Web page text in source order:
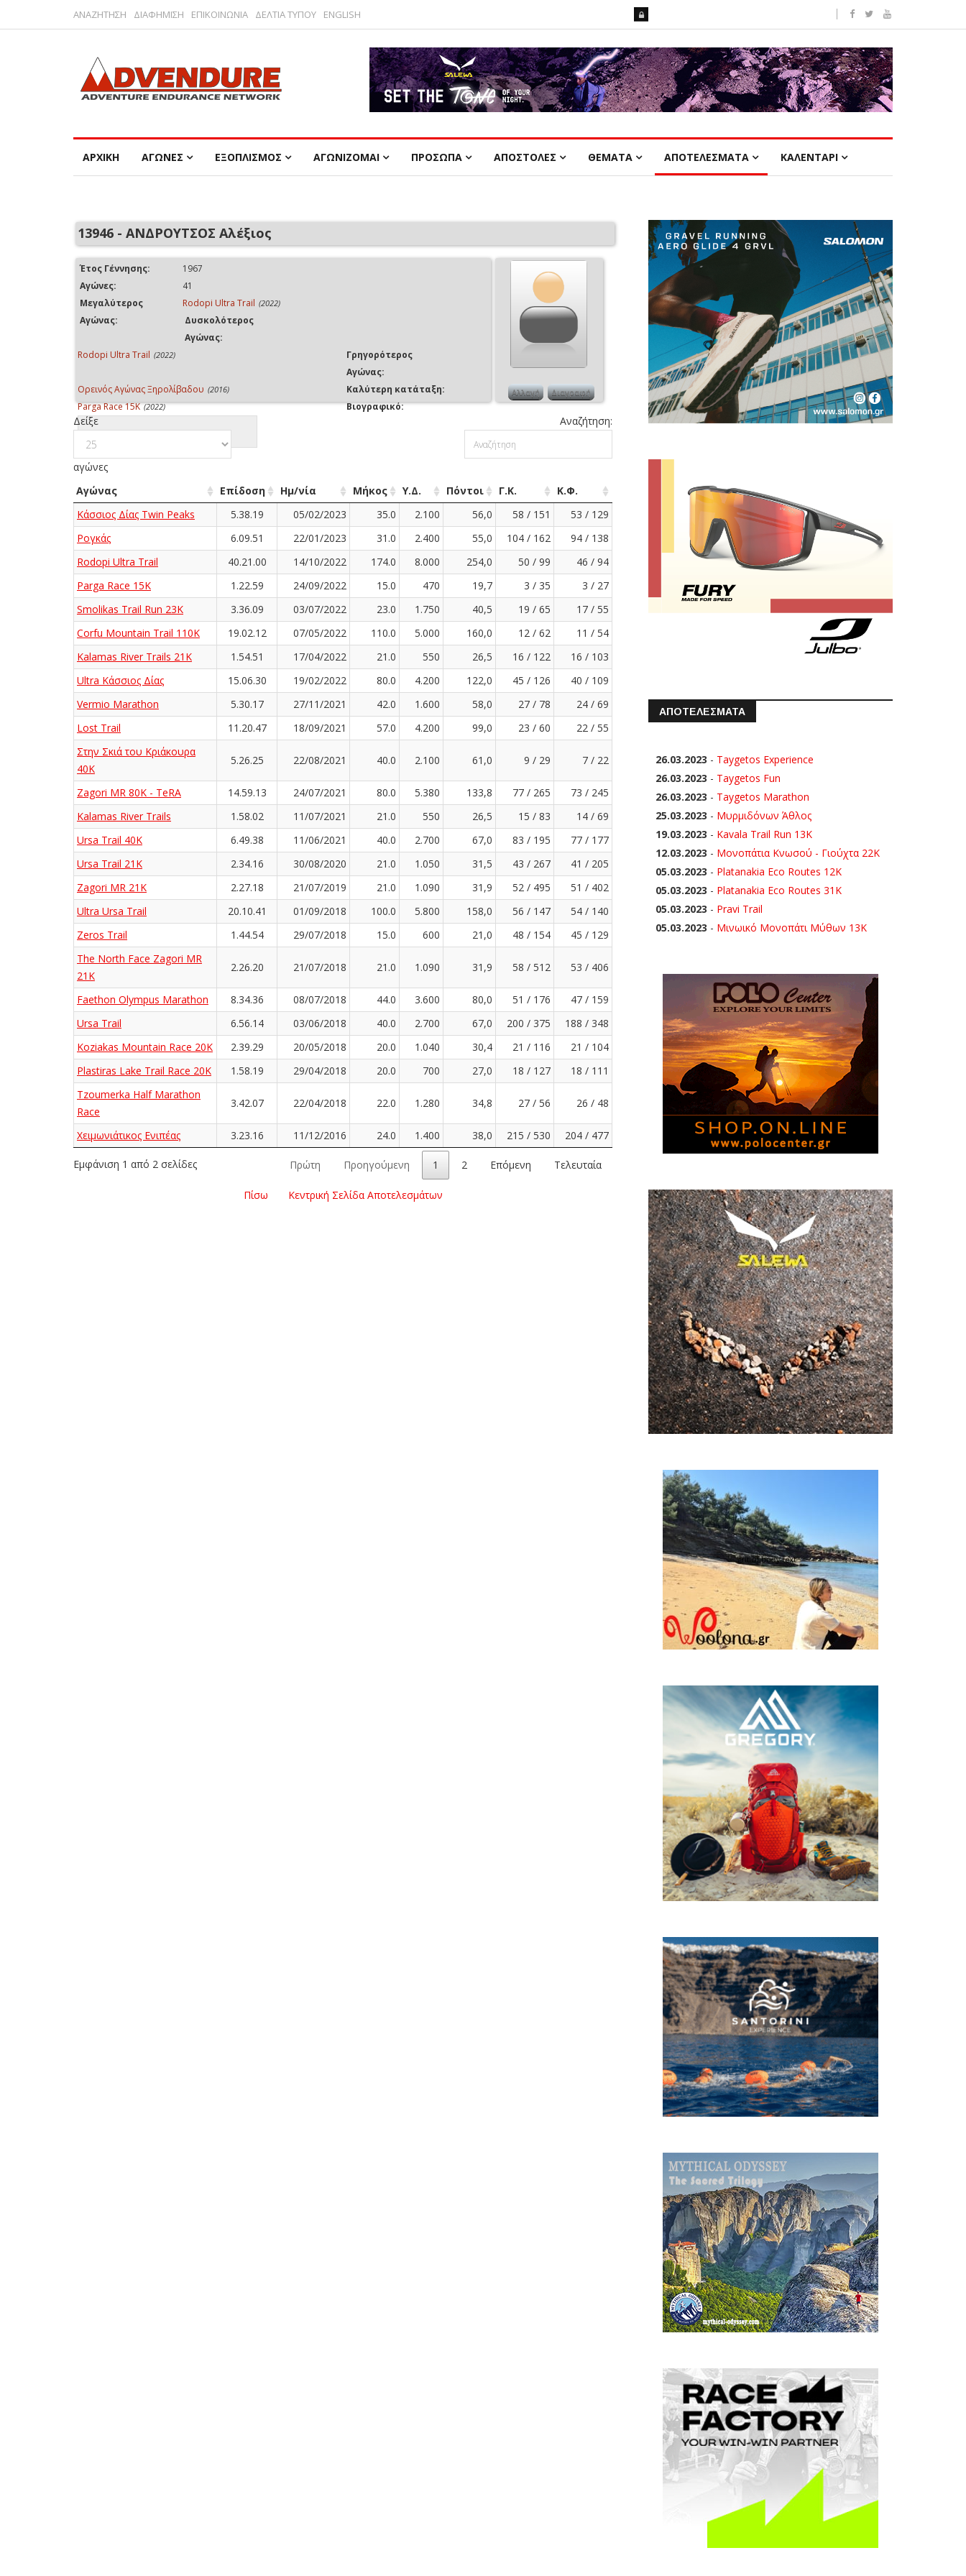
ΑΝΑΖΗΤΗΣΗ ΔΙΑΦΗΜΙΣΗ ΕΠΙΚΟΙΝΩΝΙΑ ΔΕΛΤΙΑ ΤΥΠΟΥ ENGLISH
ΑΡΧΙΚΗ ΑΓΩΝΕΣ ΕΞΟΠΛΙΣΜΟΣ ΑΓΩΝΙΖΟΜΑΙ ΠΡΟΣΩΠΑ ΑΠΟΣΤΟΛΕΣ ΘΕΜΑΤΑ ΑΠΟΤΕΛΕΣΜΑΤΑ ΚΑΛΕΝΤΑΡΙ
13946 - ΑΝΔΡΟΥΤΣΟΣ Αλέξιος
Έτος Γέννησης:
1967
Αγώνες:
41
Μεγαλύτερος
Αγώνας:
Rodopi Ultra Trail (2022)
Δυσκολότερος
Αγώνας:
Rodopi Ultra Trail (2022)
Γρηγορότερος
Αγώνας:
Ορεινός Αγώνας Ξηρολίβαδου (2016)
Καλύτερη κατάταξη:
Parga Race 15K (2022) Βιογραφικό:
Αλλαγή Διαγραφή
Δείξε
αγώνες
Αναζήτηση:
Αγώνας Επίδοση Ημ/νία Μήκος Υ.Δ. Πόντοι Γ.Κ.
Κ.Φ.
Κάσσιος Δίας Twin Peaks
5.38.19 05/02/2023 35.0 2.100 56,0 58 / 151
53 / 129
Ρογκάς
6.09.51 22/01/2023 31.0 2.400 55,0 104 / 162
94 / 138
Rodopi Ultra Trail
40.21.00 14/10/2022 174.0 8.000 254,0 50 / 99
46 / 94
Parga Race 15K
1.22.59 24/09/2022 15.0 470 19,7 3 / 35
3 / 27
Smolikas Trail Run 23K
3.36.09 03/07/2022 23.0 1.750 40,5 19 / 65
17 / 55
Corfu Mountain Trail 110K
19.02.12 07/05/2022 110.0 5.000 160,0 12 / 62
11 / 54
Kalamas River Trails 21K
1.54.51 17/04/2022 21.0 550 26,5 16 / 122
16 / 103
Ultra Κάσσιος Δίας
15.06.30 19/02/2022 80.0 4.200 122,0 45 / 126
40 / 109
Vermio Marathon
5.30.17 27/11/2021 42.0 1.600 58,0 27 / 78
24 / 69
Lost Trail
11.20.47 18/09/2021 57.0 4.200 99,0 23 / 60
22 / 55
Στην Σκιά του Κριάκουρα
40K
5.26.25 22/08/2021 40.0 2.100 61,0 9 / 29 7 / 22
Zagori MR 80K - TeRA 14.59.13 24/07/2021 80.0 5.380 133,8 77 / 265
73 / 245
Kalamas River Trails
1.58.02 11/07/2021 21.0 550 26,5 15 / 83
14 / 69
Ursa Trail 40K
6.49.38 11/06/2021 40.0 2.700 67,0 83 / 195
77 / 177
Ursa Trail 21K
2.34.16 30/08/2020 21.0 1.050 31,5 43 / 267
41 / 205
Zagori MR 21K
2.27.18 21/07/2019 21.0 1.090 31,9 52 / 495
51 / 402
Ultra Ursa Trail
20.10.41 01/09/2018 100.0 5.800 158,0 56 / 147
54 / 140
Zeros Trail
1.44.54 29/07/2018 15.0 600 21,0 48 / 154
45 / 129
The North Face Zagori MR
21K
2.26.20 21/07/2018 21.0 1.090 31,9 58 / 512 53 / 406
Faethon Olympus Marathon 8.34.36 08/07/2018 44.0 3.600 80,0 51 / 176
47 / 159
Ursa Trail
6.56.14 03/06/2018 40.0 2.700 67,0 200 / 375
188 / 348
Koziakas Mountain Race 20K
2.39.29 20/05/2018 20.0 1.040 30,4 21 / 116
21 / 104
Plastiras Lake Trail Race 20K
1.58.19 29/04/2018 20.0 700 27,0 18 / 127
18 / 111
Tzoumerka Half Marathon
Race
3.42.07 22/04/2018 22.0 1.280 34,8 27 / 56 26 / 48
Χειμωνιάτικος Ενιπέας 3.23.16 11/12/2016 24.0 1.400 38,0 215 / 530 204 / 477
Εμφάνιση 1 από 2 σελίδες Πρώτη Προηγούμενη 1 2 Επόμενη Τελευταία
Πίσω Κεντρική Σελίδα Αποτελεσμάτων
ΑΠΟΤΕΛΕΣΜΑΤΑ
26.03.2023 - Taygetos Experience
26.03.2023 - Taygetos Fun
26.03.2023 - Taygetos Marathon
25.03.2023 - Μυρμιδόνων Άθλος
19.03.2023 - Kavala Trail Run 13K
12.03.2023 - Μονοπάτια Κνωσού - Γιούχτα 22Κ
05.03.2023 - Platanakia Eco Routes 12K
05.03.2023 - Platanakia Eco Routes 31K
05.03.2023 - Pravi Trail
05.03.2023 - Μινωικό Μονοπάτι Μύθων 13Κ